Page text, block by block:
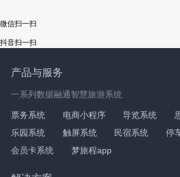
微信扫一扫
抖音扫一扫
产品与服务
一系列数据融通智慧旅游系统
票务系统 电商小程序 导览系统
乐园系统
触屏系统 民宿系统
停
会员卡系统
梦旅程app